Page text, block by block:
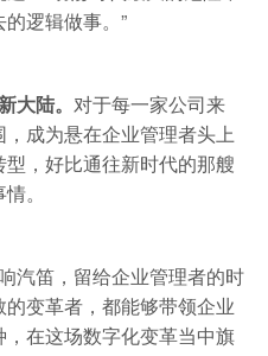
逻辑做事。”
大陆。 对于每一家公司来
成为悬在企业管理者头上
，好比通往新时代的那艘
。
汽笛，留给企业管理者的时
变革者，都能够带领企业
在这场数字化变革当中旗